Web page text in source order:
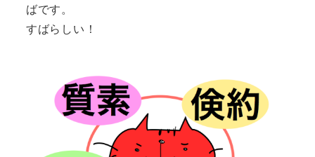
ばです。
すばらしい！